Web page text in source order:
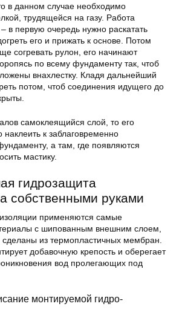
в данном случае необходимо
трудящейся на газу. Работа
в первую очередь нужно раскатать
его и прижать к основе. Потом
согревать рулон, его начинают
по всему фундаменту так, чтоб
внахлестку. Кладя дальнейший
потом, чтоб соединения идущего до
самоклеящийся слой, то его
наклеить к заблаговременно
а там, где появляются
мастику.
гидрозащита
собственными руками
применяются самые
с шипованным внешним слоем,
сделаны из термопластичных мембран.
добавочную крепость и оберегает
вод пролегающих под
монтируемой гидро-